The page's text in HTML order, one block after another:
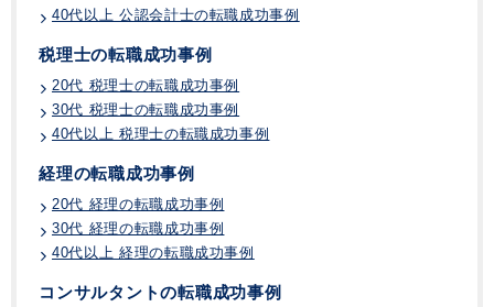
40代以上 公認会計士の転職成功事例
税理士の転職成功事例
20代 税理士の転職成功事例
30代 税理士の転職成功事例
40代以上 税理士の転職成功事例
経理の転職成功事例
20代 経理の転職成功事例
30代 経理の転職成功事例
40代以上 経理の転職成功事例
コンサルタントの転職成功事例